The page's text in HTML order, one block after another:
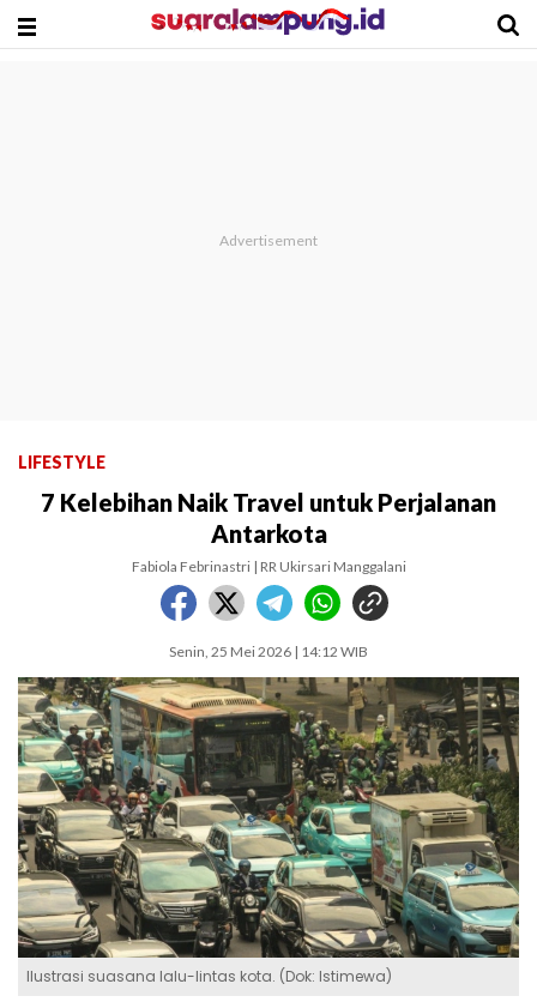
LIFESTYLE
7 Kelebihan Naik Travel untuk Perjalanan
Antarkota
Fabiola Febrinastri | RR Ukirsari Manggalani
Senin, 25 Mei 2026 | 14:12 WIB
Ilustrasi suasana lalu-lintas kota. (Dok: Istimewa)